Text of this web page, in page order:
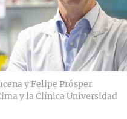
y Felipe Prósper
y la Clínica Universidad